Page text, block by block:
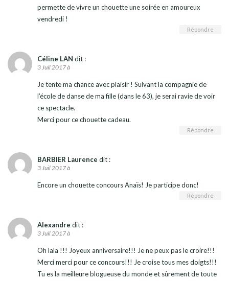
permette de vivre un chouette une soirée en amoureux
vendredi !
Répondre
Céline LAN dit :
3 Juil 2017 à
Je tente ma chance avec plaisir ! Suivant la compagnie de
l’école de danse de ma fille (dans le 63), je serai ravie de voir
ce spectacle.
Merci pour ce chouette cadeau.
Répondre
BARBIER Laurence dit :
3 Juil 2017 à
Encore un chouette concours Anaïs! Je participe donc!
Répondre
Alexandre dit :
3 Juil 2017 à
Oh lala !!! Joyeux anniversaire!!! Je ne peux pas le croire!!!
Merci merci pour ce concours!!! Je croise tous mes doigts!!!
Tu es la meilleure blogueuse du monde et sûrement de toute